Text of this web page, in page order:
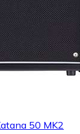
50 MK2